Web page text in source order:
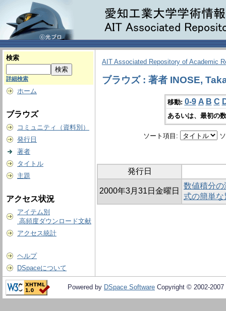
検索
詳細検索
ホーム
ブラウズ
コミュニティ（資料別）
発行日
著者
タイトル
主題
アクセス状況
アイテム別
高頻度ダウンロード文献
アクセス統計
ヘルプ
DSpaceについて
AIT Associated Repository of Academic
ブラウズ : 著者 INOSE,
移動: 0-9 A B C
あるいは、最初の
ソート項目:
発行日
2000年3月31日金曜日
数値積分
式の簡単な
Powered by DSpace Software Copyright © 2002-2007